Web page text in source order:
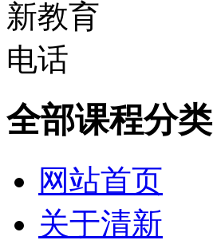
全部课程分类
网站首页
关于清新